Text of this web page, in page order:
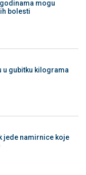
mogu
bolesti
u gubitku kilograma
jede namirnice koje